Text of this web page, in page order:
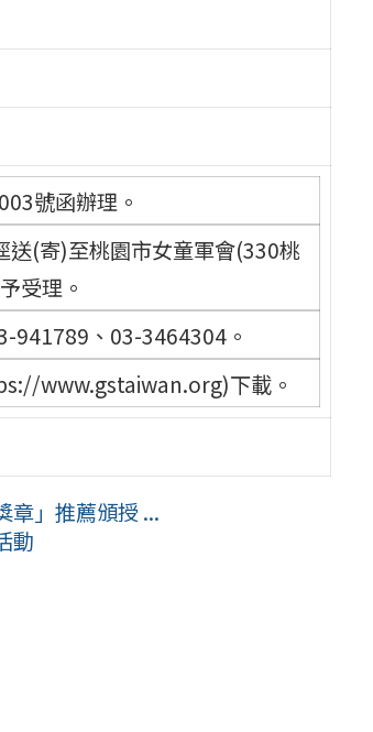
號函辦理。
送(寄)至桃園市女童軍會(330桃
受理。
941789、03-3464304。
www.gstaiwan.org)下載。
章」推薦頒授 ...
動